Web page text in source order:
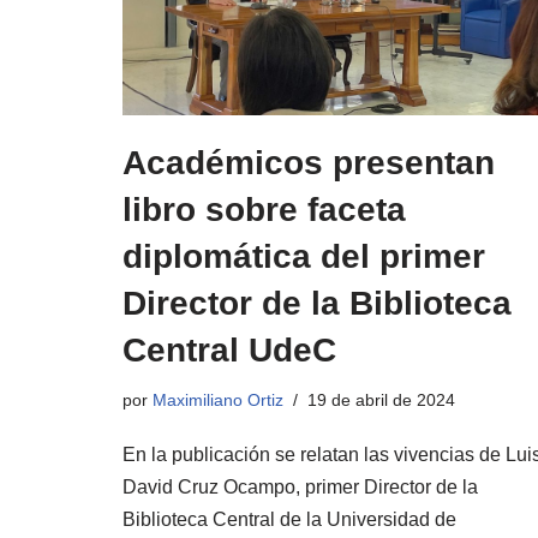
Académicos presentan
libro sobre faceta
diplomática del primer
Director de la Biblioteca
Central UdeC
por Maximiliano Ortiz 19 de abril de 2024
En la publicación se relatan las vivencias de
David Cruz Ocampo, primer Director de la
Biblioteca Central de la Universidad de